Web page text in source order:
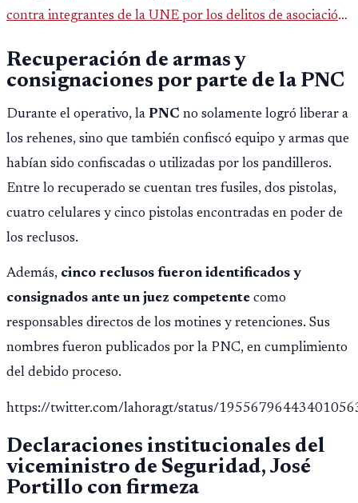
contra integrantes de la UNE por los delitos de asociación
Recuperación de armas y
consignaciones por parte de la PNC
Durante el operativo, la PNC no solamente logró liberar a
los rehenes, sino que también confiscó equipo y armas que
habían sido confiscadas o utilizadas por los pandilleros.
Entre lo recuperado se cuentan tres fusiles, dos pistolas,
cuatro celulares y cinco pistolas encontradas en poder de
los reclusos.
Además, cinco reclusos fueron identificados y
consignados ante un juez competente como
responsables directos de los motines y retenciones. Sus
nombres fueron publicados por la PNC, en cumplimiento
del debido proceso.
https://twitter.com/lahoragt/status/
Declaraciones institucionales del
viceministro de Seguridad, José
Portillo con firmeza